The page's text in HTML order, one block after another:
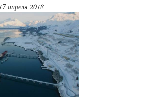
17 апреля 2018